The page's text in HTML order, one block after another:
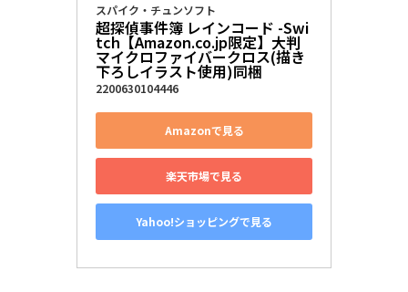
スパイク・チュンソフト
超探偵事件簿 レインコード -Swi
tch【Amazon.co.jp限定】大判
マイクロファイバークロス(描き
下ろしイラスト使用)同梱
2200630104446
Amazonで見る
楽天市場で見る
Yahoo!ショッピングで見る